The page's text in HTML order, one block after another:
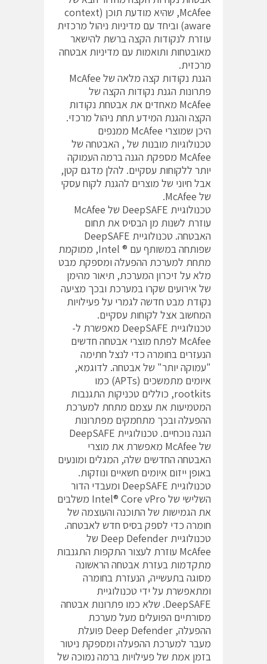
McAfee, שהיא מודעת תוכן (context
aware) וביחד עם מדיניות ניהול מרכזית
עוזרת לנקודות הקצה ברשת להישאר
מאובטחות ותואמות עם מדיניות אבטחה
מרכזית.
הגנת נקודות קצה מלאה של McAfee
פתרונות הגנת נקודות הקצה של
McAfee מאחדים את אבטחת נקודות
הקצה והגנת המידע תחת ניהול מרכזי.
היכן שמוצרי McAfee ממנפים
טכנולוגיות מובנות של , האבטחה של
McAfee מספקת הגנה ברמה העמוקה
יותר ללקוחות עסקיים. להלן מדגם קטן,
אבל חיוני של מוצרים להגנת לקוח עסקי
של McAfee.
טכנולוגיית DeepSAFE של McAfee
עוזרת לשנות מן הבסיס את תחום
האבטחה. טכנולוגיית DeepSAFE
שפותחה במשותף עם ® Intel, ממוקמת
מתחת למערכת ההפעלה ומספקת מבט
מלא על זיכרון המערכת, תיאור מהימן
של אירועים שקרו במערכת ובכך מציעה
נקודת מבט חדשה לגמרי על פעילויות
המחשוב אצל לקוחות עסקיים.
טכנולוגיית DeepSAFE מאפשרת ל-
McAfee לפתח מוצרי אבטחה חדשים
הנעזרים בחומרה כדי לנצל חתימה
"עמוקה יותר" של אבטחה. לדוגמא,
איומים מתמשכים (APTs) כמו
rootkits, כוללים טכניקות התגנבות
המטמיעות את עצמם מתחת למערכת
ההפעלה ובכך מתחמקים מפתרונות
הגנה נוכחיים. טכנולוגיית DeepSAFE
של McAfee מאפשרת את מוצרי
האבטחה החדשים שלה, המגלים ומונעים
באופן ייזום איומים חשאיים ונוזקות.
טכנולוגיית DeepSAFE ומעבדי הדור
השלישי של Intel® Core vPro משלבים
את הגמישות של התוכנה והעוצמה של
חומרה כדי לספק בסיס חדש לאבטחה.
טכנולוגיית Deep Defender של
McAfee עוזרת לעצור התקפות התגנבות
מתקדמות בעזרת אבטחה הראשונה
מסוגה בתעשייה, הנעזרת בחומרה
ומתאפשרת על ידי טכנולוגיית
DeepSAFE. שלא כמו פתרונות אבטחה
מסורתיים הפועלים מעל מערכת
ההפעלה, Deep Defender פועלת
מעבר למערכת ההפעלה ומספקת ניטור
בזמן אמת של פעילויות ברמה נמוכה של